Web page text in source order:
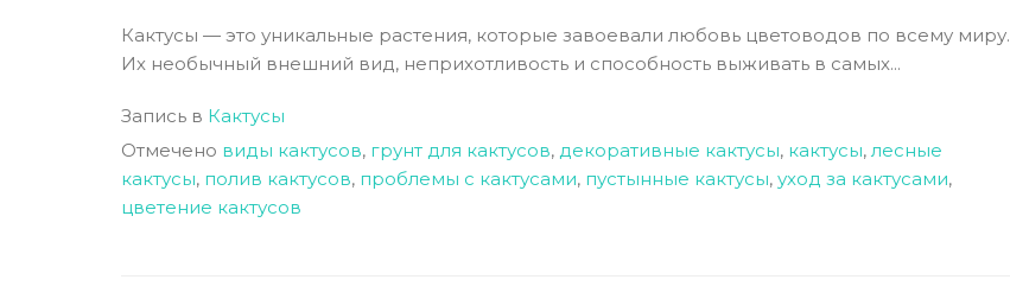
Кактусы — это уникальные растения, которые завоевали любовь цветоводов по всему миру.
Их необычный внешний вид, неприхотливость и способность выживать в самых...
Запись в Кактусы
Отмечено виды кактусов, грунт для кактусов, декоративные кактусы, кактусы, лесные
кактусы, полив кактусов, проблемы с кактусами, пустынные кактусы, уход за кактусами,
цветение кактусов